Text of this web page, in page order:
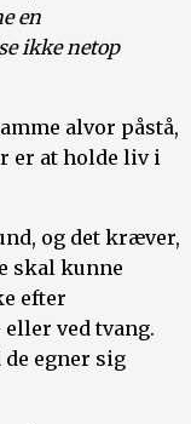
en
ikke netop
alvor påstå,
er at holde liv i
og det kræver,
skal kunne
efter
ved tvang.
egner sig